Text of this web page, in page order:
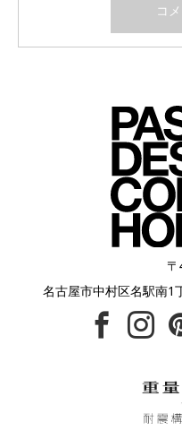
名古屋市中村区名駅南1